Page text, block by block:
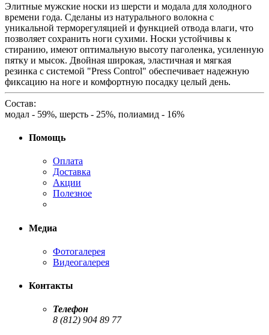
Элитные мужские носки из шерсти и модала для холодного
времени года. Сделаны из натурального волокна с
уникальной терморегуляцией и функцией отвода влаги, что
позволяет сохранить ноги сухими. Носки устойчивы к
стиранию, имеют оптимальную высоту паголенка, усиленную
пятку и мысок. Двойная широкая, эластичная и мягкая
резинка с системой "Press Control" обеспечивает надежную
фиксацию на ноге и комфортную посадку целый день.
Состав:
модал - 59%, шерсть - 25%, полиамид - 16%
Помощь
Оплата
Доставка
Акции
Полезное
Медиа
Фотогалерея
Видеогалерея
Контакты
Телефон
8 (812) 904 89 77